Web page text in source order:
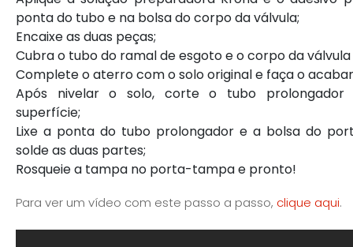
ponta do tubo e na bolsa do corpo da válvula;
Encaixe as duas peças;
Cubra o tubo do ramal de esgoto e o corpo da
Complete o aterro com o solo original e faça o
Após nivelar o solo, corte o tubo prolongador
superfície;
Lixe a ponta do tubo prolongador e a bolsa do
solde as duas partes;
Rosqueie a tampa no porta-tampa e pronto!
Para ver um vídeo com este passo a passo, clique aqui.